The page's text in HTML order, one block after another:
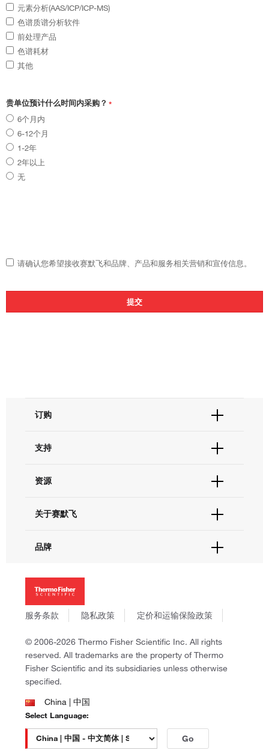
元素分析(AAS/ICP/ICP-MS)
色谱质谱分析软件
前处理产品
色谱耗材
其他
贵单位预计什么时间内采购？ *
6个月内
6-12个月
1-2年
2年以上
无
请确认您希望接收赛默飞和品牌、产品和服务相关营销和宣传信息。
订购
订单支持
现货供应中心
支持
联系我们 - 400 820 8982
查找文件&证书
资源
促销
社交媒体
关于赛默飞
招聘
新闻
社会责任
商标
品牌
Applied Biosystems
Invitrogen
Gibco
Unity Lab Services
Patheon
PPD
服务条款 隐私政策 定价和运输保险政策
© 2006-2026 Thermo Fisher Scientific Inc. All rights
reserved. All trademarks are the property of Thermo
Fisher Scientific and its subsidiaries unless otherwise
specified.
China | 中国
Select Language:
Go